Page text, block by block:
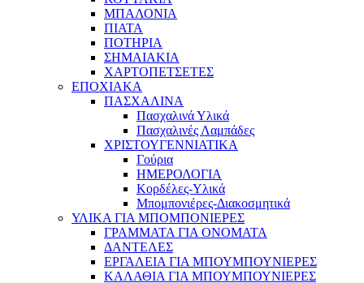
ΜΠΑΛΟΝΙΑ
ΠΙΑΤΑ
ΠΟΤΗΡΙΑ
ΣΗΜΑΙΑΚΙΑ
ΧΑΡΤΟΠΕΤΣΕΤΕΣ
ΕΠΟΧΙΑΚΑ
ΠΑΣΧΑΛΙΝΑ
Πασχαλινά Υλικά
Πασχαλινές Λαμπάδες
ΧΡΙΣΤΟΥΓΕΝΝΙΑΤΙΚΑ
Γούρια
ΗΜΕΡΟΛΟΓΙΑ
Κορδέλες-Υλικά
Μπομπονιέρες-Διακοσμητικά
ΥΛΙΚΑ ΓΙΑ ΜΠΟΜΠΟΝΙΕΡΕΣ
ΓΡΑΜΜΑΤΑ ΓΙΑ ΟΝΟΜΑΤΑ
ΔΑΝΤΕΛΕΣ
ΕΡΓΑΛΕΙΑ ΓΙΑ ΜΠΟΥΜΠΟΥΝΙΕΡΕΣ
ΚΑΛΑΘΙΑ ΓΙΑ ΜΠΟΥΜΠΟΥΝΙΕΡΕΣ